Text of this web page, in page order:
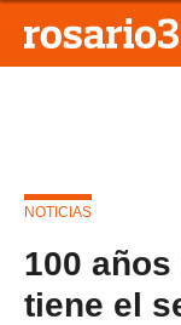
NOTICIAS
100
tiene el